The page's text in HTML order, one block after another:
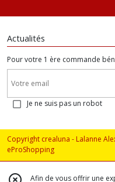
Actualités
Pour votre 1 ère commande
Je ne suis pas un robot
Copyright crealuna - Lalanne
eProShopping
Afin de vous offrir une